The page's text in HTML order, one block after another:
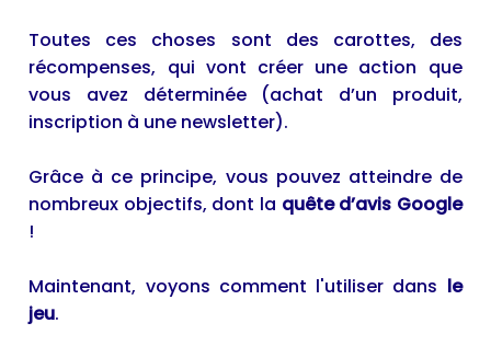
Toutes ces choses sont des carottes, des
récompenses, qui vont créer une action que
vous avez déterminée (achat d’un produit,
inscription à une newsletter).
Grâce à ce principe, vous pouvez atteindre de
nombreux objectifs, dont la quête d’avis Google
!
Maintenant, voyons comment l'utiliser dans le
jeu.